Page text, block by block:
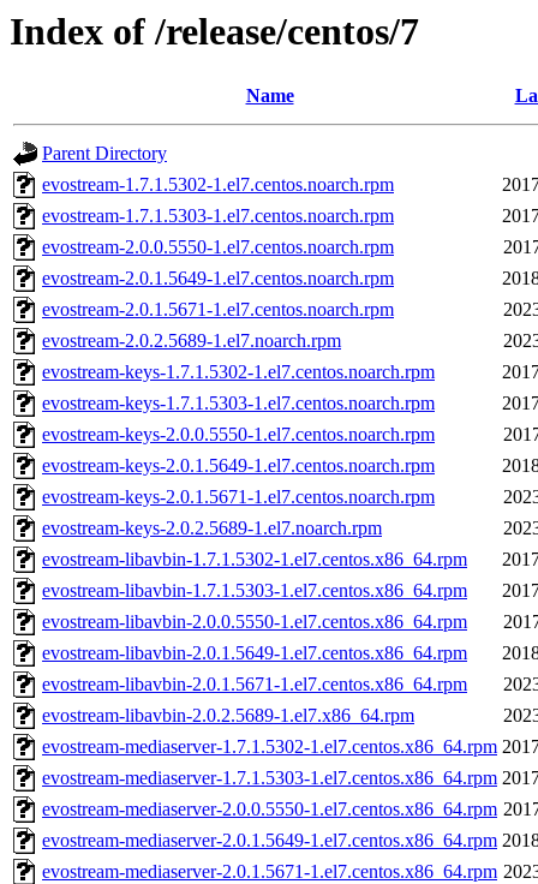
Index of /release/centos/7
Name
Parent Directory
evostream-1.7.1.5302-1.el7.centos.noarch.rpm
evostream-1.7.1.5303-1.el7.centos.noarch.rpm
evostream-2.0.0.5550-1.el7.centos.noarch.rpm
evostream-2.0.1.5649-1.el7.centos.noarch.rpm
evostream-2.0.1.5671-1.el7.centos.noarch.rpm
evostream-2.0.2.5689-1.el7.noarch.rpm
evostream-keys-1.7.1.5302-1.el7.centos.noarch.rpm
evostream-keys-1.7.1.5303-1.el7.centos.noarch.rpm
evostream-keys-2.0.0.5550-1.el7.centos.noarch.rpm
evostream-keys-2.0.1.5649-1.el7.centos.noarch.rpm
evostream-keys-2.0.1.5671-1.el7.centos.noarch.rpm
evostream-keys-2.0.2.5689-1.el7.noarch.rpm
evostream-libavbin-1.7.1.5302-1.el7.centos.x86_64.rpm
evostream-libavbin-1.7.1.5303-1.el7.centos.x86_64.rpm
evostream-libavbin-2.0.0.5550-1.el7.centos.x86_64.rpm
evostream-libavbin-2.0.1.5649-1.el7.centos.x86_64.rpm
evostream-libavbin-2.0.1.5671-1.el7.centos.x86_64.rpm
evostream-libavbin-2.0.2.5689-1.el7.x86_64.rpm
evostream-mediaserver-1.7.1.5302-1.el7.centos.x86_64.rpm
evostream-mediaserver-1.7.1.5303-1.el7.centos.x86_64.rpm
evostream-mediaserver-2.0.0.5550-1.el7.centos.x86_64.rpm
evostream-mediaserver-2.0.1.5649-1.el7.centos.x86_64.rpm
evostream-mediaserver-2.0.1.5671-1.el7.centos.x86_64.rpm